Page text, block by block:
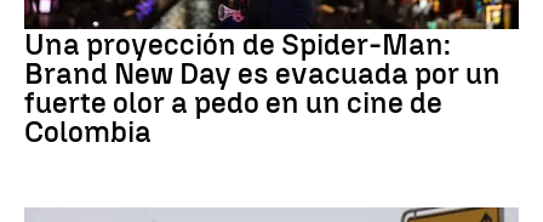
Pedo Spiderman
Una proyección de Spider-Man:
Brand New Day es evacuada por un
fuerte olor a pedo en un cine de
Colombia